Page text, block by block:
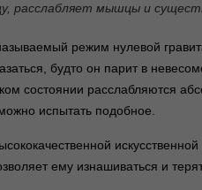
расслабляет мышцы и
режим нулевой
будто он парит в
состоянии расслабляются
испытать подобное.
ему изнашиваться и